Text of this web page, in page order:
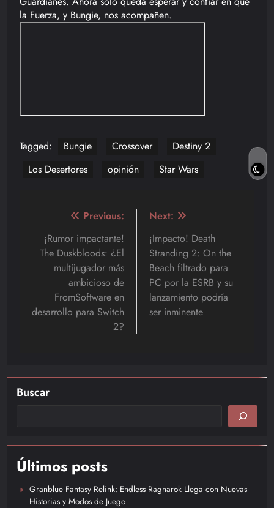
la Fuerza, y Bungie, nos acompañen.
Tagged: Bungie Crossover
Destiny 2
Los Desertores
opinión Star Wars
Navegación
de
entradas
Previous:
¡Rumor impactante!
The Duskbloods: ¿El
multijugador más
ambicioso de
FromSoftware en
desarrollo para Switch
2?
Next:
¡Impacto! Death
Stranding 2: On the
Beach filtrado para
PC por la ESRB y su
lanzamiento podría
ser inminente
Buscar
Últimos posts
Granblue Fantasy Relink: Endless Ragnarok Llega con Nuevas
Historias y Modos de Juego